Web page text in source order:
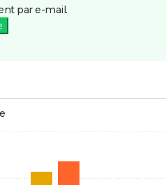
par e-mail.